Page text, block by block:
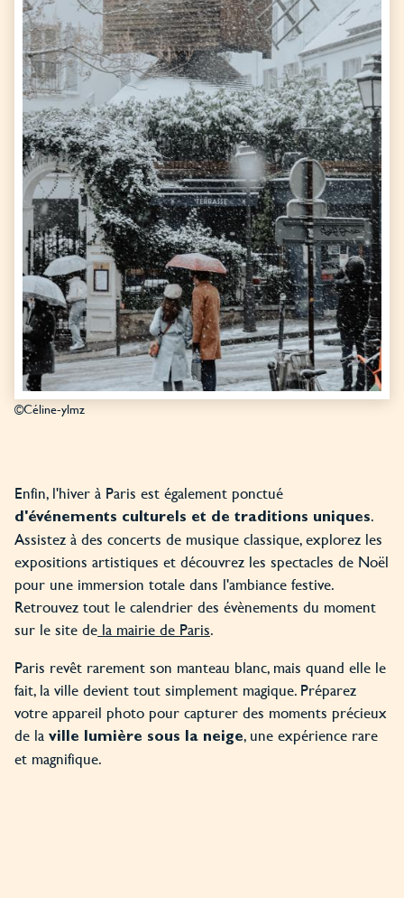
©Céline-ylmz
Enfin, l'hiver à Paris est également ponctué
d'événements culturels et de traditions uniques.
Assistez à des concerts de musique classique, explorez les
expositions artistiques et découvrez les spectacles de Noël
pour une immersion totale dans l'ambiance festive.
Retrouvez tout le calendrier des évènements du moment
sur le site de la mairie de Paris.
Paris revêt rarement son manteau blanc, mais quand elle le
fait, la ville devient tout simplement magique. Préparez
votre appareil photo pour capturer des moments précieux
de la ville lumière sous la neige, une expérience rare
et magnifique.